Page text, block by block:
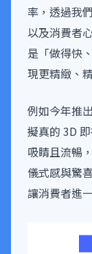
率，透過我
以及消費者
是「做得快
現更精緻、
例如今年推
擬真的 3D
吸睛且流暢
儀式感與驚
讓消費者進